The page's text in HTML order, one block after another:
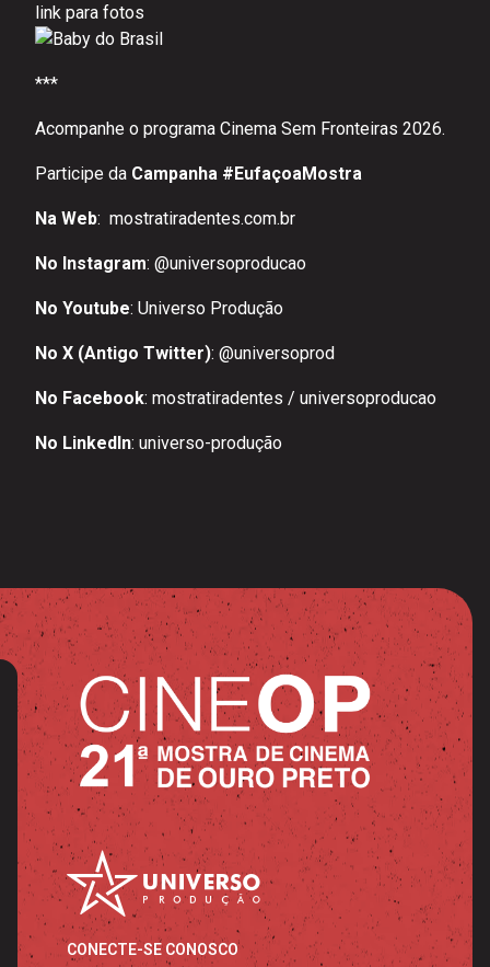
link para fotos
***
Acompanhe o programa Cinema Sem Fronteiras 2026.
Participe da Campanha #EufaçoaMostra
Na Web: mostratiradentes.com.br
No Instagram: @universoproducao
No Youtube: Universo Produção
No X (Antigo Twitter): @universoprod
No Facebook: mostratiradentes / universoproducao
No LinkedIn: universo-produção
CONECTE-SE CONOSCO